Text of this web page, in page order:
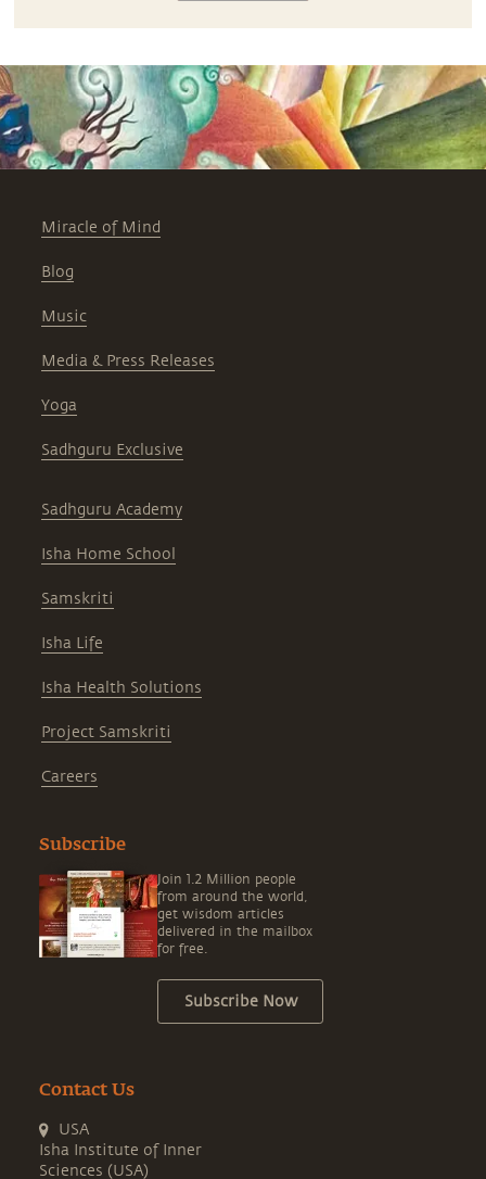
Miracle of Mind
Blog
Music
Media & Press Releases
Yoga
Sadhguru Exclusive
Sadhguru Academy
Isha Home School
Samskriti
Isha Life
Isha Health Solutions
Project Samskriti
Careers
Subscribe
Join 1.2 Million people
from around the world,
get wisdom articles
delivered in the mailbox
for free.
Subscribe Now
Contact Us
USA
Isha Institute of Inner
Sciences (USA)